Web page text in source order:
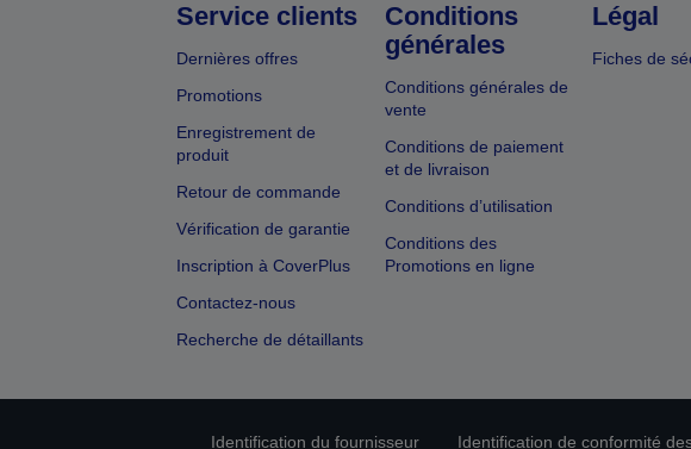
Service clients
Dernières offres
Promotions
Enregistrement de
produit
Retour de commande
Vérification de garantie
Inscription à CoverPlus
Contactez-nous
Recherche de détaillants
Conditions
générales
Conditions générales de
vente
Conditions de paiement
et de livraison
Conditions d’utilisation
Conditions des
Promotions en ligne
Légal
Fiches de
Identification du fournisseur Identification de conformité